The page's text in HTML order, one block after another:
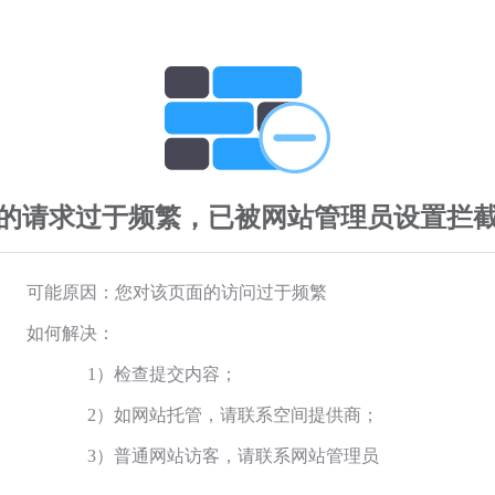
请求过于频繁，已被网站管理员设置拦
可能原因：您对该页面的访问过于频繁
如何解决：
1）检查提交内容；
2）如网站托管，请联系空间提供商；
3）普通网站访客，请联系网站管理员